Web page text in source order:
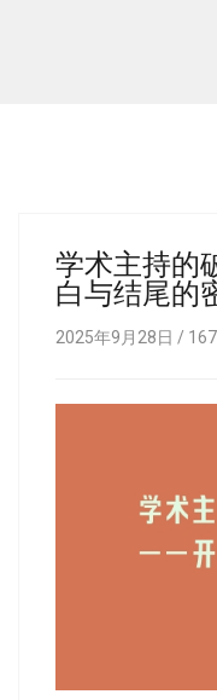
学术主持
白与结尾的
2025年9月28日 / 167